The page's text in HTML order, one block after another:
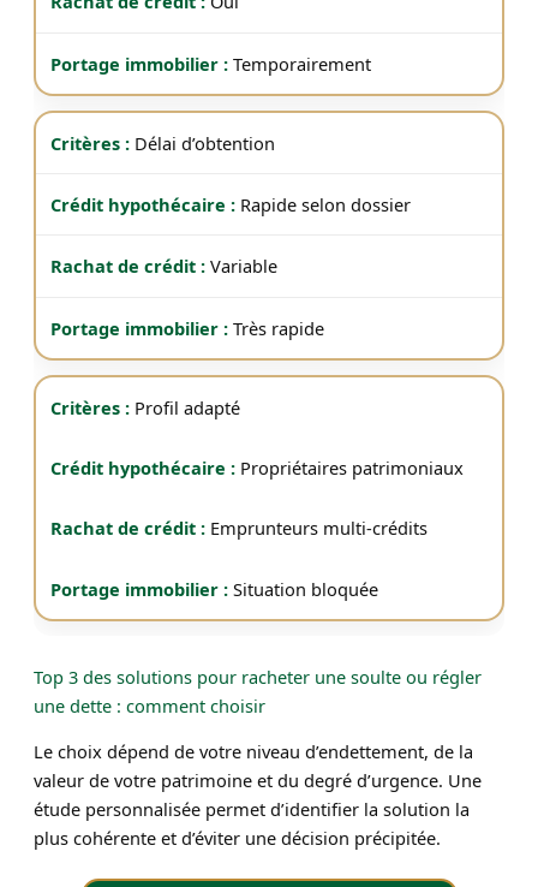
Temporairement
Délai d’obtention
Rapide selon dossier
Variable
Très rapide
Profil adapté
Propriétaires patrimoniaux
Emprunteurs multi-crédits
Situation bloquée
Top 3 des solutions pour racheter une soulte ou régler
une dette : comment choisir
Le choix dépend de votre niveau d’endettement, de la
valeur de votre patrimoine et du degré d’urgence. Une
étude personnalisée permet d’identifier la solution la
plus cohérente et d’éviter une décision précipitée.